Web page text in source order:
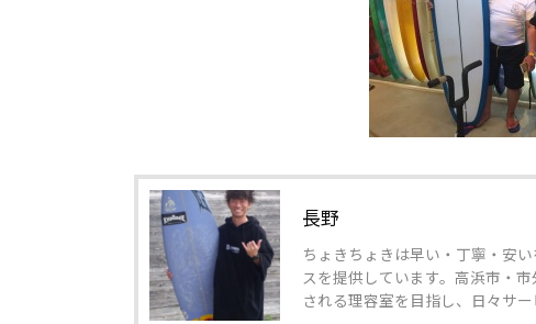
長野
ちょきちょきは早い・丁寧・安
スを提供しています。高浜市・
される理容室を目指し、日々サ